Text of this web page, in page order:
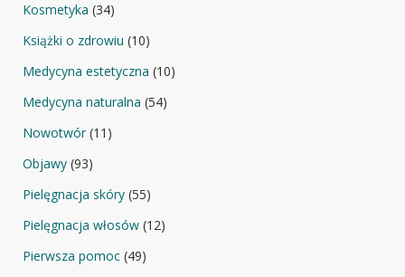
Kosmetyka (34)
Książki o zdrowiu (10)
Medycyna estetyczna (10)
Medycyna naturalna (54)
Nowotwór(11)
Objawy (93)
Pielęgnacja skóry (55)
Pielęgnacja włosów (12)
Pierwsza pomoc (49)